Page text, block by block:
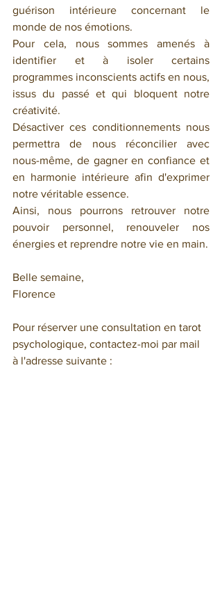
guérison intérieure concernant le
monde de nos émotions.
Pour cela, nous sommes amenés à
identifier et à isoler certains
programmes inconscients actifs en nous,
issus du passé et qui bloquent notre
créativité.
Désactiver ces conditionnements nous
permettra de nous réconcilier avec
nous-même, de gagner en confiance et
en harmonie intérieure afin d'exprimer
notre véritable essence.
Ainsi, nous pourrons retrouver notre
pouvoir personnel, renouveler nos
énergies et reprendre notre vie en main.
Belle semaine,
Florence
Pour réserver une consultation en tarot
psychologique, contactez-moi par mail
à l'adresse suivante :